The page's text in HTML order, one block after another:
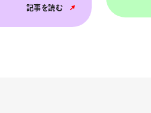
記事を読む